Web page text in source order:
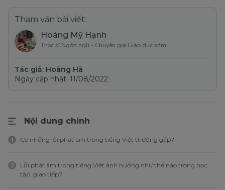
Tham vấn bài viết:
Hoàng Mỹ Hạnh
Thạc sĩ Ngôn ngữ - Chuyên gia Giáo dục sớm
Tác giả: Hoàng Hà
Ngày cập nhật: 11/08/2022
Nội dung chính
1 Có những lỗi phát âm trong tiếng Việt thường gặp?
2
Lỗi phát âm trong tiếng Việt ảnh hưởng như thế nào trong học
tập, giao tiếp?